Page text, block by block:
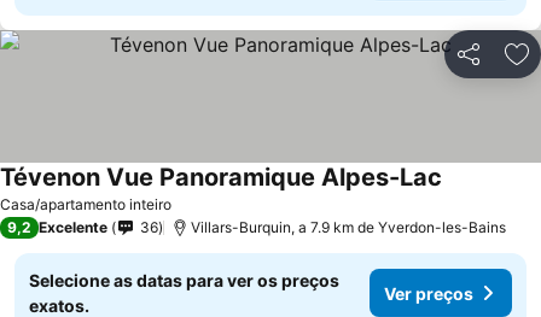
Partilhar
Casa/apartamento inteiro
Tévenon Vue Panoramique Alpes-Lac
9,2 Excelente 36 Villars-Burquin, a 7.9 km de Yverdon-les-Bains
Selecione as datas para ver os preços
exatos.
Ver preços